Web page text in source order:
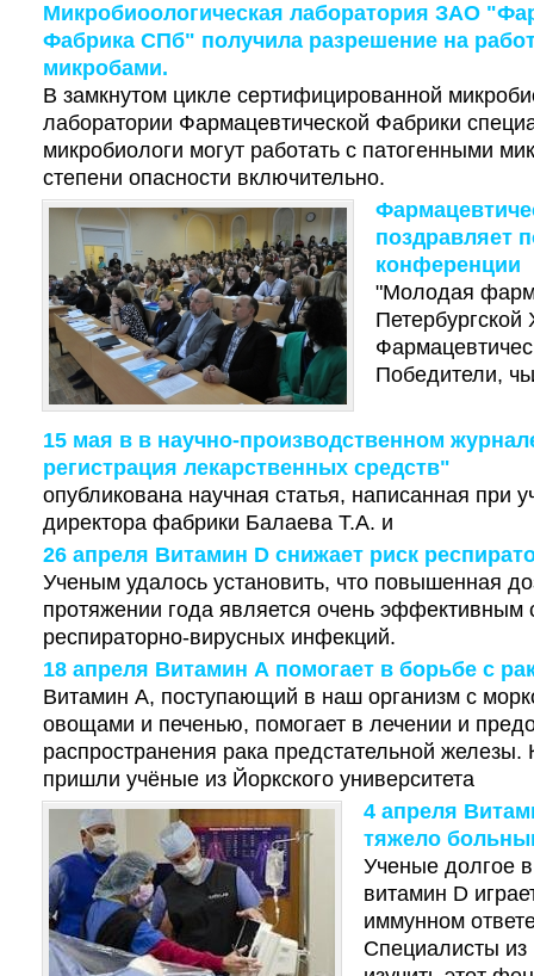
Микробиоологическая лаборатория ЗАО
Фабрика СПб" получила разрешение на
микробами.
В замкнутом цикле сертифицированной
лаборатории Фармацевтической Фабрики
микробиологи могут работать с патогенными
степени опасности включительно.
поздравляет
конференции
"Молодая
Петербургской
Победители,
15 мая в в научно-производственном
регистрация лекарственных средств"
опубликована научная статья, написанная при
директора фабрики Балаева Т.А. и
26 апреля Витамин D снижает риск
Ученым удалось установить, что повышенная
протяжении года является очень эффективным
респираторно-вирусных инфекций.
18 апреля Витамин А помогает в борьбе с
Витамин А, поступающий в наш организм с
овощами и печенью, помогает в лечении и
распространения рака предстательной железы.
пришли учёные из Йоркского университета
4 апреля
тяжело
Ученые долгое
витамин D
иммунном
Специалисты